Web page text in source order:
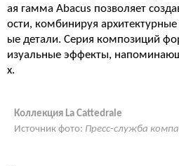
ая гамма Abacus позволяет
ости, комбинируя
ые детали. Серия композиций
изуальные эффекты,
х.
Коллекция La Cattedrale
Источник фото: Пресс-служба